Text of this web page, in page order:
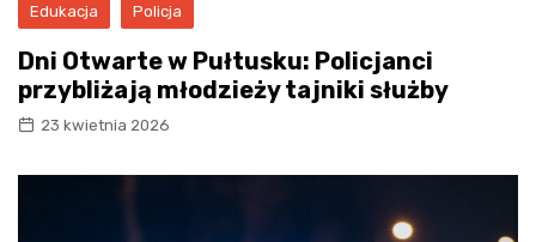
Edukacja Policja
Dni Otwarte w Pułtusku: Policjanci
przybliżają młodzieży tajniki służby
23 kwietnia 2026